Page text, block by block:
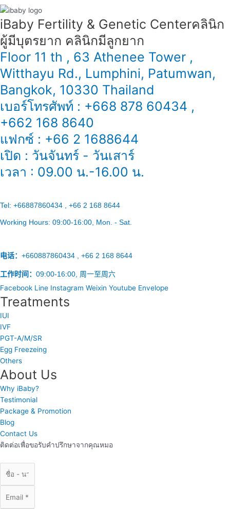
大？
iBaby Fertility & Genetic Center​ คลินิก
ผู้มีบุตรยาก คลินิกมีลูกยาก
Floor 11 th , 63 Athenee Tower ,
Witthayu Rd., Lumphini, Patumwan,
Bangkok, 10330 Thailand
เบอร์โทรศัพท์ : +668 878 60434 ,
+662 168 8640
แฟกซ์ : +66 2 1688644
เปิด : วันจันทร์ - วันเสาร์
เวลา : 09.00 น.-16.00 น.
Tel: +66887860434 , +66 2 168 8644
Working Hours: 09:00-16:00 , Mon. - Sat.
电话： +660887860434 , +66 2 168 8644
工作时间： 09:00-16:00, 周一至周六
Facebook Line Instagram Weixin Youtube Envelope
Treatments
IUI
IVF
PGT-A/M/SR
Egg Freezeing
Others
About Us
Why iBaby?
Testimonial
Package & Promotion
Blog
Contact Us
ติดต่อเพื่อขอรับคำปรึกษาจากคุณหมอ